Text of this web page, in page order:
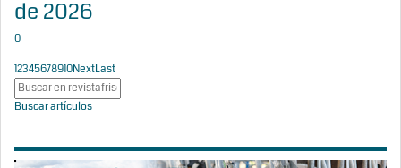
de 2026
0
12345678910NextLast
Buscar artículos